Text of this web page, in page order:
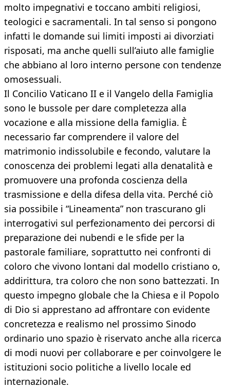
molto impegnativi e toccano ambiti religiosi,
teologici e sacramentali. In tal senso si pongono
infatti le domande sui limiti imposti ai divorziati
risposati, ma anche quelli sull’aiuto alle famiglie
che abbiano al loro interno persone con tendenze
omosessuali.
Il Concilio Vaticano II e il Vangelo della Famiglia
sono le bussole per dare completezza alla
vocazione e alla missione della famiglia. È
necessario far comprendere il valore del
matrimonio indissolubile e fecondo, valutare la
conoscenza dei problemi legati alla denatalità e
promuovere una profonda coscienza della
trasmissione e della difesa della vita. Perché ciò
sia possibile i “Lineamenta” non trascurano gli
interrogativi sul perfezionamento dei percorsi di
preparazione dei nubendi e le sfide per la
pastorale familiare, soprattutto nei confronti di
coloro che vivono lontani dal modello cristiano o,
addirittura, tra coloro che non sono battezzati. In
questo impegno globale che la Chiesa e il Popolo
di Dio si apprestano ad affrontare con evidente
concretezza e realismo nel prossimo Sinodo
ordinario uno spazio è riservato anche alla ricerca
di modi nuovi per collaborare e per coinvolgere le
istituzioni socio politiche a livello locale ed
internazionale.